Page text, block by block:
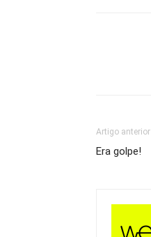
Artigo anterior
Era golpe!